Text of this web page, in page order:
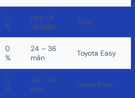
0
%
Upp till
36 mån
Tesla
0
%
24 – 36
mån
Toyota Easy
0
%
24 – 36
mån
Lexus Easy